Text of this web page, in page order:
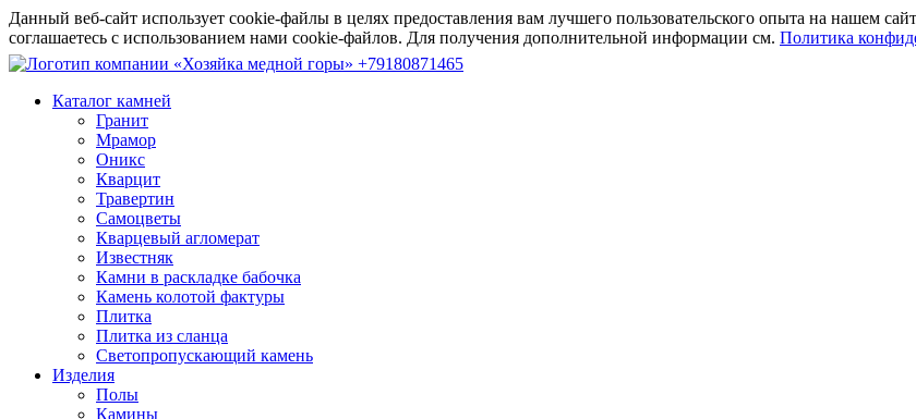
Данный веб-сайт использует cookie-файлы в целях предоставления вам лучшего пользовательского опыта на нашем
соглашаетесь с использованием нами cookie-файлов. Для получения дополнительной информации см. Политика
+79180871465
Каталог камней
Гранит
Мрамор
Оникс
Кварцит
Травертин
Самоцветы
Кварцевый агломерат
Известняк
Камни в раскладке бабочка
Камень колотой фактуры
Плитка
Плитка из сланца
Светопропускающий камень
Изделия
Полы
Камины